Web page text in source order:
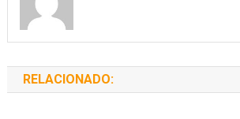
RELACIONADO: